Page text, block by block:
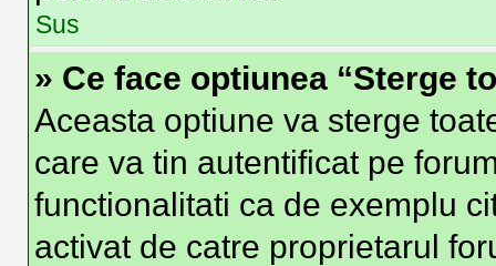
Sus
» Ce face optiunea “Sterge
Aceasta optiune va sterge
care va tin autentificat pe
functionalitati ca de exemplu
activat de catre proprietarul